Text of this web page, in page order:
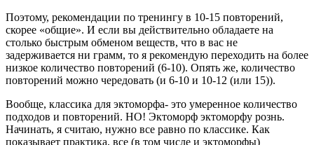
Поэтому, рекомендации по тренингу в 10-15 повторений,
скорее «общие». И если вы действительно обладаете на
столько быстрым обменом веществ, что в вас не
задерживается ни грамм, то я рекомендую переходить на более
низкое количество повторений (6-10). Опять же, количество
повторений можно чередовать (и 6-10 и 10-12 (или 15)).
Вообще, классика для эктоморфа- это умеренное количество
подходов и повторений. НО! Эктоморф эктоморфу рознь.
Начинать, я считаю, нужно все равно по классике. Как
показывает практика, все (в том числе и эктоморфы)